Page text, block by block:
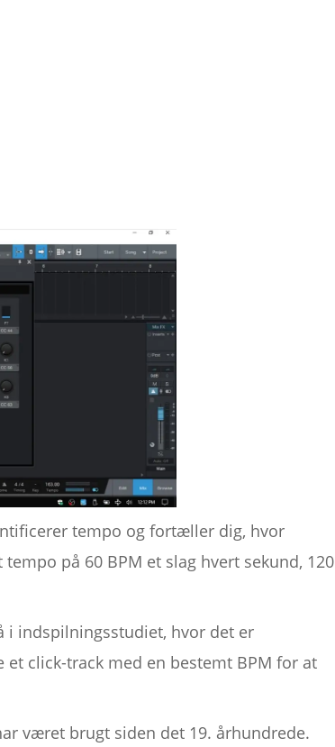
tempo og fortæller dig, hvor
på 60 BPM et slag hvert sekund, 120
i indspilningsstudiet, hvor det er
click-track med en bestemt BPM for at
været brugt siden det 19. århundrede.